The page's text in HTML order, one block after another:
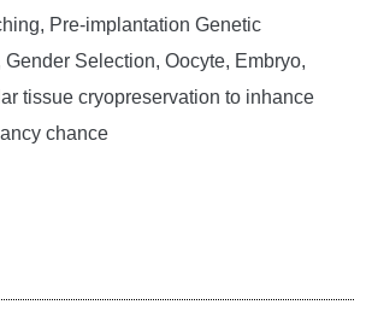
Pre-implantation Genetic
Selection, Oocyte, Embryo,
tissue cryopreservation to inhance
chance.